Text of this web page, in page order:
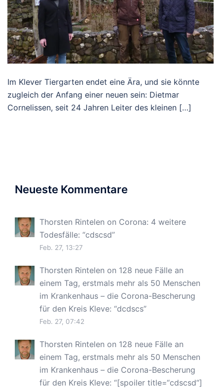
Im Klever Tiergarten endet eine Ära, und sie könnte
zugleich der Anfang einer neuen sein: Dietmar
Cornelissen, seit 24 Jahren Leiter des kleinen […]
Neueste Kommentare
Thorsten Rintelen on Corona: 4 weitere
Todesfälle: “cdscsd”
Feb. 27, 13:27
Thorsten Rintelen on 128 neue Fälle an
einem Tag, erstmals mehr als 50 Menschen
im Krankenhaus – die Corona-Bescherung
für den Kreis Kleve: “dcdscs”
Feb. 27, 07:42
Thorsten Rintelen on 128 neue Fälle an
einem Tag, erstmals mehr als 50 Menschen
im Krankenhaus – die Corona-Bescherung
für den Kreis Kleve: “[spoiler title=“cdscsd“]